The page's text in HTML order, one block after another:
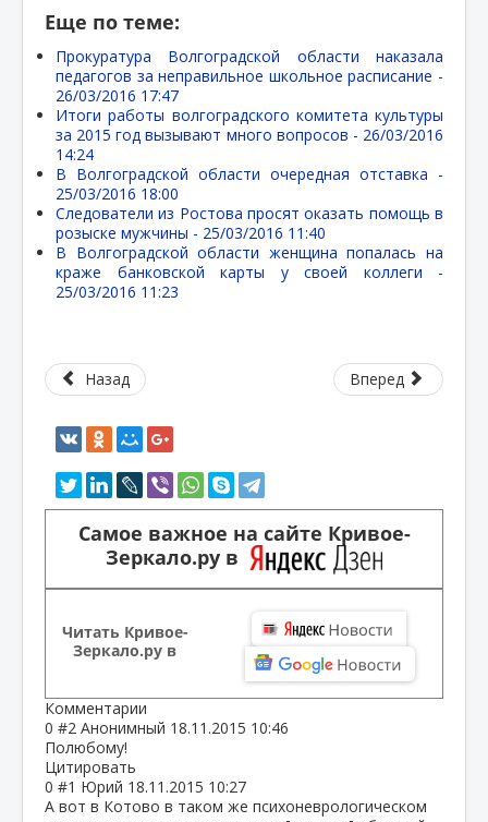
Еще по теме:
Прокуратура Волгоградской области наказала
педагогов за неправильное школьное расписание -
26/03/2016 17:47
Итоги работы волгоградского комитета культуры
за 2015 год вызывают много вопросов - 26/03/2016
14:24
В Волгоградской области очередная отставка -
25/03/2016 18:00
Следователи из Ростова просят оказать помощь в
розыске мужчины - 25/03/2016 11:40
В Волгоградской области женщина попалась на
краже банковской карты у своей коллеги -
25/03/2016 11:23
Назад Вперед
Самое важное на сайте Кривое-
Зеркало.ру в
Читать Кривое-
Зеркало.ру в
Комментарии
0 #2 Анонимный 18.11.2015 10:46
Полюбому!
Цитировать
0 #1 Юрий 18.11.2015 10:27
А вот в Котово в таком же психоневрологическом